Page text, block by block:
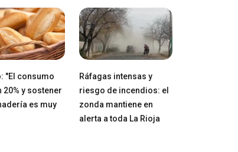
"El consumo
20% y sostener
es muy
Ráfagas intensas y
riesgo de incendios: el
zonda mantiene en
alerta a toda La Rioja